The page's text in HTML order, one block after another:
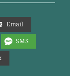
Email
SMS